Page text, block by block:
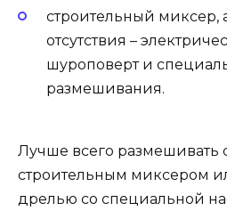
строительный миксер,
отсутствия –
шуроповерт и
размешивания.
Лучше всего размешивать
строительным миксером
дрелью со специальной